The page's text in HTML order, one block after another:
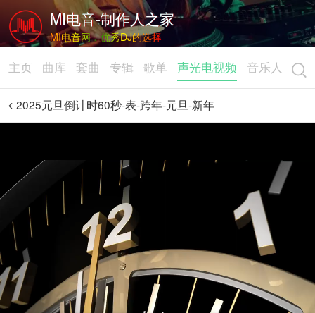
MI电音-制作人之家
MI电音网，优秀DJ的选择
主页 曲库 套曲 专辑 歌单 声光电视频 音乐人
2025元旦倒计时60秒-表-跨年-元旦-新年